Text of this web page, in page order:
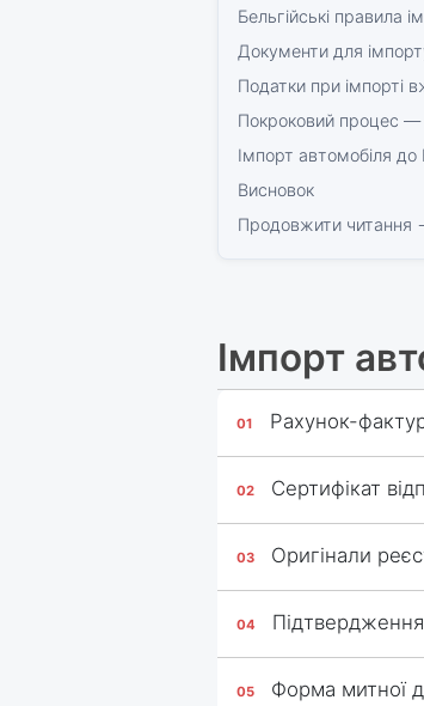
Бельгійські правила
Документи для
Податки при імпорті
Покроковий процес —
Імпорт автомобіля до
Висновок
Продовжити читання
Імпорт
Рахунок-
Сертифікат
Оригінали
Форма митної